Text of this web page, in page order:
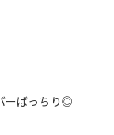
ーばっちり◎